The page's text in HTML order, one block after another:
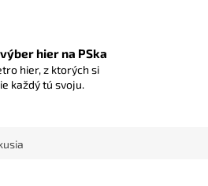
hier na PSka
hier, z ktorých si
každý tú svoju.